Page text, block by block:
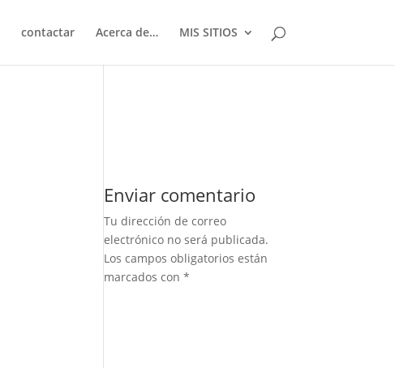
contactar Acerca de… MIS SITIOS
Enviar comentario
Tu dirección de correo
electrónico no será publicada.
Los campos obligatorios están
marcados con*